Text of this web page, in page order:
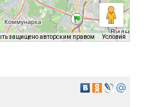
защищено авторским правом Условия